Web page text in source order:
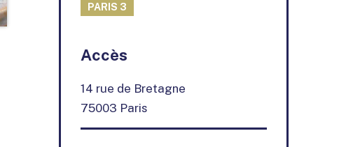
PARIS 3
−
Accès
14 rue de Bretagne
75003 Paris